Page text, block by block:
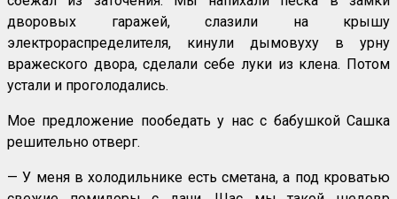
дворовых гаражей, слазили на крышу
электрораспределителя, кинули дымовуху в урну
вражеского двора, сделали себе луки из клена. Потом
устали и проголодались.
Мое предложение пообедать у нас с бабушкой Сашка
решительно отверг.
— У меня в холодильнике есть сметана, а под кроватью